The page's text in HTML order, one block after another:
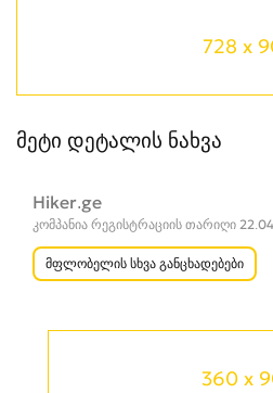
360 x
728 x
მეტი დეტალის ნახვა
Hiker.ge
კომპანია რეგისტრაციის თარიღი
მფლობელის სხვა განცხადებები